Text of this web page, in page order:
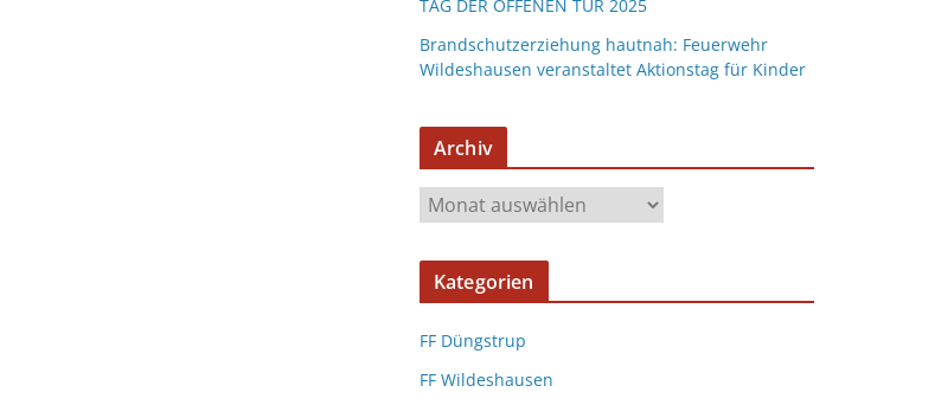
TAG DER OFFENEN TÜR 2025
Brandschutzerziehung hautnah: Feuerwehr
Wildeshausen veranstaltet Aktionstag für Kinder
Archiv
Kategorien
FF Düngstrup
FF Wildeshausen